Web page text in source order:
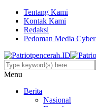
Tentang Kami
Kontak Kami
Redaksi
Pedoman Media Cyber
Menu
Berita
Nasional